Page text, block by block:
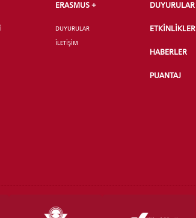
ERASMUS +
DUYURULAR
İLETİŞİM
DUYURULAR
ETKİNLİKLER
HABERLER
PUANTAJ